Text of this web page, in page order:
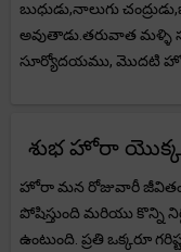
బుధుడు,నాలుగు
అవుతాడు.తరువాత మళ్ళి
సూర్యోదయము, మొదటి హోరా
శుభ హోరా యొక్క
హోరా మన రోజువారీ
పోషిస్తుంది మరియు కొన్ని
ఉంటుంది. ప్రతి ఒక్కరూ